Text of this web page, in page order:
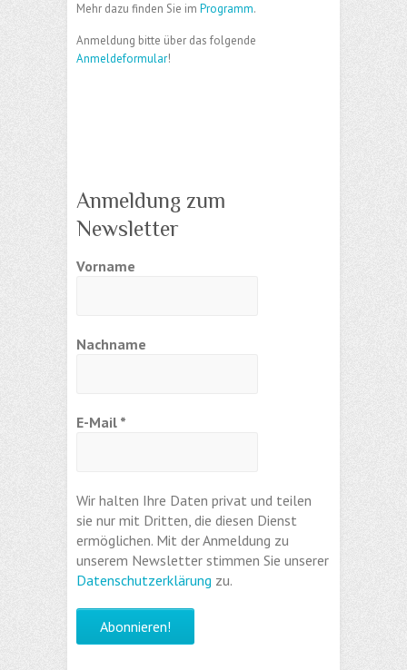
Mehr dazu finden Sie im Programm.
Anmeldung bitte über das folgende
Anmeldeformular!
Anmeldung zum
Newsletter
Vorname
Nachname
E-Mail *
Wir halten Ihre Daten privat und teilen
sie nur mit Dritten, die diesen Dienst
ermöglichen. Mit der Anmeldung zu
unserem Newsletter stimmen Sie unserer
Datenschutzerklärung zu.